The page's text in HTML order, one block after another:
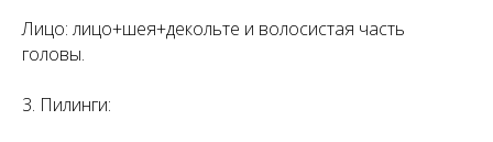
Лицо: лицо+шея+декольте и волосистая часть
головы.
3. Пилинги: